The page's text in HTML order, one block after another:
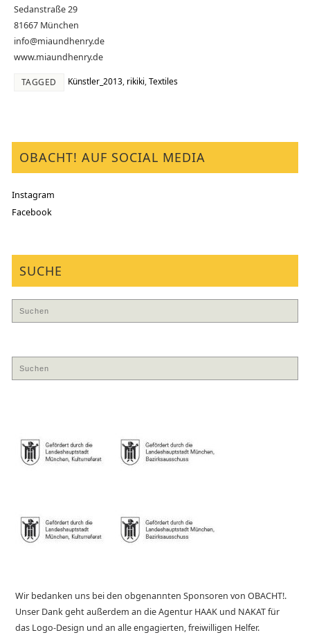
Sedanstraße 29
81667 München
info@miaundhenry.de
www.miaundhenry.de
TAGGED Künstler_2013, rikiki,Textiles
OBACHT! AUF SOCIAL MEDIA
Instagram
Facebook
SUCHE
Wir bedanken uns bei den obgenannten Sponsoren von OBACHT!.
Unser Dank geht außerdem an die Agentur HAAK und NAKAT für
das Logo-Design und an alle engagierten, freiwilligen Helfer.